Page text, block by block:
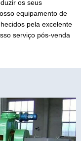
os seus
equipamento de
pela excelente
serviço pós-venda